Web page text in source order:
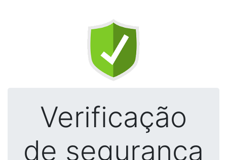
Verificação
de segurança